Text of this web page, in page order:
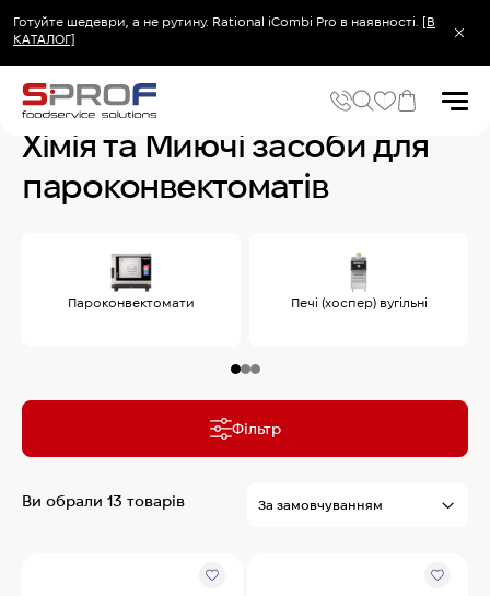
Готуйте шедеври, а не рутину. Rational iCombi Pro в наявності. [В
КАТАЛОГ]
Холодильник
Популярні категорії
Печі та пароконвектомати
Хімія для пароконвектоматів
Хімія для посудомийних машин
Популярні товари
MyChef Пароконвекційна піч Cook Master 6
Головна Печі та пароконвектомати Хімія для пароконвектоматів
Хімія та Миючі засоби для
пароконвектоматів
Пароконвектомати Печі (хоспер) вугільні
Фільтр
Ви обрали 13 товарів